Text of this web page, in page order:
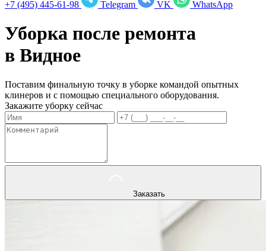
+7 (495) 445-61-98 Telegram VK WhatsApp
Уборка после ремонта
в Видное
Поставим финальную точку в уборке командой опытных
клинеров и с помощью специального оборудования.
Закажите уборку сейчас
Заказать